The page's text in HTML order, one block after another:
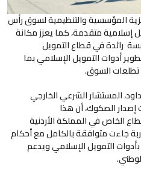
المؤسسية والتنظيمية لسوق رأس
إسلامية متقدمة، كما يعزز مكانة
رائدة في قطاع التمويل
أدوات التمويل الإسلامي بما
تطلعات السوق.
المستشار الشرعي الخارجي
الصكوك، أن هذا
الخاص في المملكة الأردنية
جاءت متوافقة بالكامل مع أحكام
بأدوات التمويل الإسلامي ويدعم